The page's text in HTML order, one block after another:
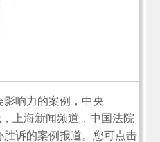
响力的案例，中央
上海新闻频道，中国法院
诉的案例报道。您可点击